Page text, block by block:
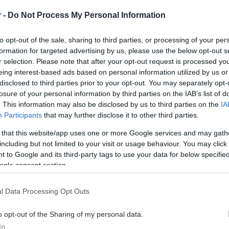
- Do Not Process My Personal Information
opt-out of the sale, sharing to third parties, or processing of your
for targeted advertising by us, please use the below opt-out
selection. Please note that after your opt-out request is processed
interest-based ads based on personal information utilized by us
to third parties prior to your opt-out. You may separately
of your personal information by third parties on the IAB’s list of
This information may also be disclosed by us to third parties on the
Participants that may further disclose it to other third parties.
that this website/app uses one or more Google services and may
but not limited to your visit or usage behaviour. You may
to Google and its third-party tags to use your data for below
consent section.
Data Processing Opt Outs
opt-out of the Sharing of my personal data.
χρονών, 62 κιλά, 162 ύψος
2021, 23:45
υπνος
για το ερώτημα... Λυπάμαι για τις δυσκολίες που
περνάτε.... Για να κοιμόμ...
χρονών, 54 κιλά, 170 ύψος
Αυγούστου 2021, 13:39
συνδρόμου Tietze - πλευροχονδρίτιδα
και χαίρομαι που υπάρχ...